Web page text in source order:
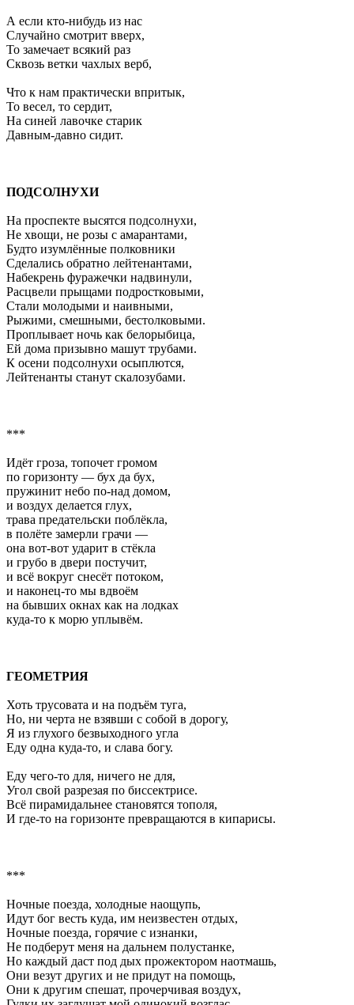
А если кто-нибудь из нас
Случайно смотрит вверх,
То замечает всякий раз
Сквозь ветки чахлых верб,
Что к нам практически впритык,
То весел, то сердит,
На синей лавочке старик
Давным-давно сидит.
ПОДСОЛНУХИ
На проспекте высятся подсолнухи,
Не хвощи, не розы с амарантами,
Будто изумлённые полковники
Сделались обратно лейтенантами,
Набекрень фуражечки надвинули,
Расцвели прыщами подростковыми,
Стали молодыми и наивными,
Рыжими, смешными, бестолковыми.
Проплывает ночь как белорыбица,
Ей дома призывно машут трубами.
К осени подсолнухи осыплются,
Лейтенанты станут скалозубами.
***
Идёт гроза, топочет громом
по горизонту — бух да бух,
пружинит небо по-над домом,
и воздух делается глух,
трава предательски поблёкла,
в полёте замерли грачи —
она вот-вот ударит в стёкла
и грубо в двери постучит,
и всё вокруг снесёт потоком,
и наконец-то мы вдвоём
на бывших окнах как на лодках
куда-то к морю уплывём.
ГЕОМЕТРИЯ
Хоть трусовата и на подъём туга,
Но, ни черта не взявши с собой в дорогу,
Я из глухого безвыходного угла
Еду одна куда-то, и слава богу.
Еду чего-то для, ничего не для,
Угол свой разрезая по биссектрисе.
Всё пирамидальнее становятся тополя,
И где-то на горизонте превращаются в кипарисы.
***
Ночные поезда, холодные наощупь,
Идут бог весть куда, им неизвестен отдых,
Ночные поезда, горячие с изнанки,
Не подберут меня на дальнем полустанке,
Но каждый даст под дых прожектором наотмашь,
Они везут других и не придут на помощь,
Они к другим спешат, прочерчивая воздух,